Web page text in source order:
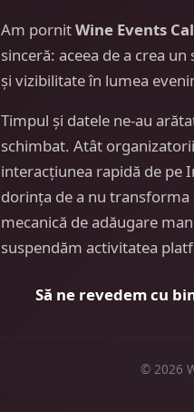
Am pornitWine Events
sinceră: aceea de a crea
și vizibilitate în lumea
Timpul și datele ne-au
schimbat. Atât
interacțiunea rapidă de pe
dorința de a nu
mecanică de adăugare
suspendăm activitatea
Să ne revedem cu
© 2026